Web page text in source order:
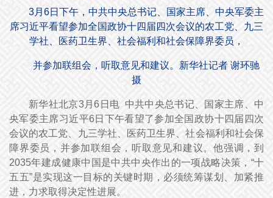
3月6日下午，中共中央总书记、国家主席、中央军委主
席习近平看望参加全国政协十四届四次会议的农工党、九三
学社、医药卫生界、社会福利和社会保障界委员，
并参加联组会，听取意见和建议。新华社记者 谢环驰
摄
新华社北京3月6日电 中共中央总书记、国家主席、中
央军委主席习近平6日下午看望了参加全国政协十四届四次
会议的农工党、九三学社、医药卫生界、社会福利和社会保
障界委员，并参加联组会，听取意见和建议。他强调，到
2035年建成健康中国是中共中央作出的一项战略决策，“十
五五”是实现这一目标的关键时期，必须统筹谋划、加紧推
进，力求取得决定性进展。